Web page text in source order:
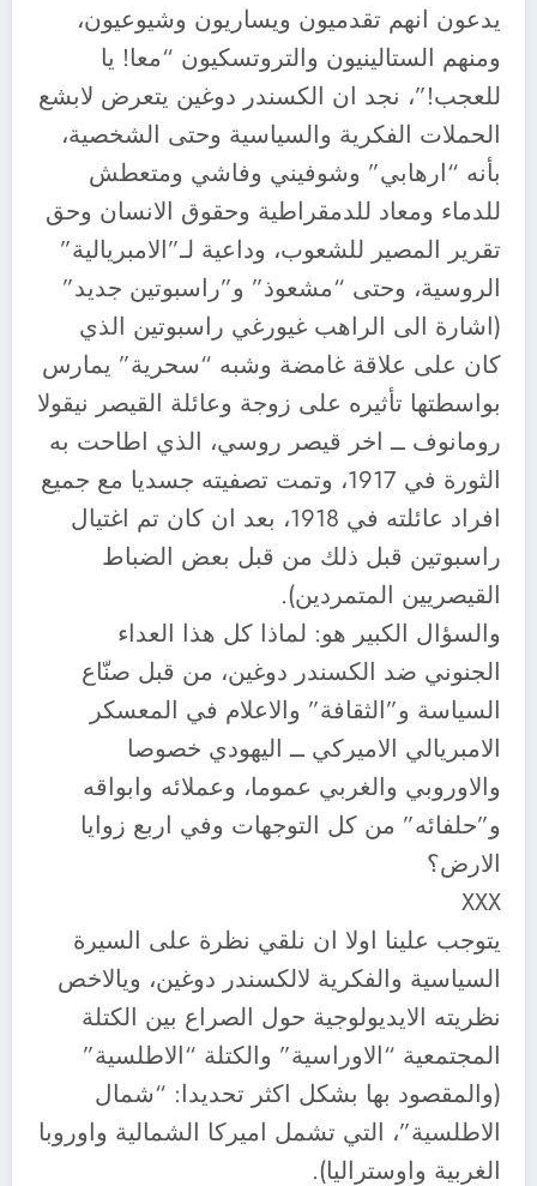
يدعون انهم تقدميون ويساريون وشيوعيون،
ومنهم الستالينيون والتروتسكيون “معا! يا
للعجب!”، نجد ان الكسندر دوغين يتعرض لابشع
الحملات الفكرية والسياسية وحتى الشخصية،
بأنه “ارهابي” وشوفيني وفاشي ومتعطش
للدماء ومعاد للدمقراطية وحقوق الانسان وحق
تقرير المصير للشعوب، وداعية لـ”الامبريالية”
الروسية، وحتى “مشعوذ” و”راسبوتين جديد”
(اشارة الى الراهب غيورغي راسبوتين الذي
كان على علاقة غامضة وشبه “سحرية” يمارس
بواسطتها تأثيره على زوجة وعائلة القيصر نيقولا
رومانوف ــ اخر قيصر روسي، الذي اطاحت به
الثورة في 1917، وتمت تصفيته جسديا مع جميع
افراد عائلته في 1918، بعد ان كان تم اغتيال
راسبوتين قبل ذلك من قبل بعض الضباط
القيصريين المتمردين).
والسؤال الكبير هو: لماذا كل هذا العداء
الجنوني ضد الكسندر دوغين، من قبل صنّاع
السياسة و”الثقافة” والاعلام في المعسكر
الامبريالي الاميركي ــ اليهودي خصوصا
والاوروبي والغربي عموما، وعملائه وابواقه
و”حلفائه” من كل التوجهات وفي اربع زوايا
الارض؟
XXX
يتوجب علينا اولا ان نلقي نظرة على السيرة
السياسية والفكرية لالكسندر دوغين، ويالاخص
نظريته الايديولوجية حول الصراع بين الكتلة
المجتمعية “الاوراسية” والكتلة “الاطلسية”
(والمقصود بها بشكل اكثر تحديدا: “شمال
الاطلسية”، التي تشمل اميركا الشمالية واوروبا
الغربية واوستراليا).